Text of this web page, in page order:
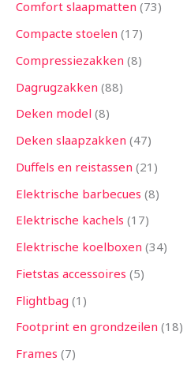
Comfort slaapmatten 73
Compacte stoelen 17
Compressiezakken 8
Dagrugzakken 88
Deken model 8
Deken slaapzakken 47
Duffels en reistassen 21
Elektrische barbecues 8
Elektrische kachels 17
Elektrische koelboxen 34
Fietstas accessoires 5
Flightbag 1
Footprint en grondzeilen 18
Frames 7